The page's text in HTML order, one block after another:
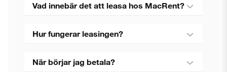
Vad innebär det att leasa hos MacRent?
Hur fungerar leasingen?
När börjar jag betala?